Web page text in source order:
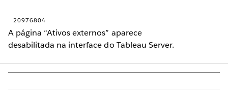
20976804
A página “Ativos externos” aparece
desabilitada na interface do Tableau Server.